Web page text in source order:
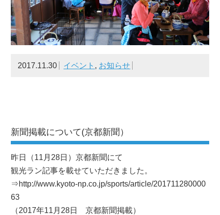
2017.11.30 イベント , お知らせ
新聞掲載について(京都新聞）
昨日（11月28日）京都新聞にて
観光ラン記事を載せていただきました。
⇒http://www.kyoto-np.co.jp/sports/article/201711280000
63
（2017年11月28日 京都新聞掲載）